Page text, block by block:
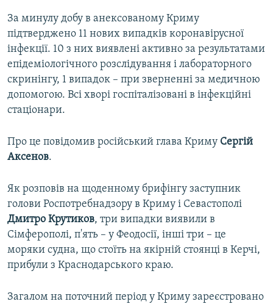
Усі сайти RFE/RL
За минулу добу в анексованому Криму
підтверджено 11 нових випадків коронавірусної
інфекції. 10 з них виявлені активно за результатами
епідеміологічного розслідування і лабораторного
скринінгу, 1 випадок – при зверненні за медичною
допомогою. Всі хворі госпіталізовані в інфекційні
стаціонари.
Про це повідомив російський глава Криму Сергій
Аксенов.
Як розповів на щоденному брифінгу заступник
голови Роспотребнадзору в Криму і Севастополі
Дмитро Крутиков, три випадки виявили в
Сімферополі, п'ять – у Феодосії, інші три – це
моряки судна, що стоїть на якірній стоянці в Керчі,
прибули з Краснодарського краю.
Загалом на поточний період у Криму зареєстровано